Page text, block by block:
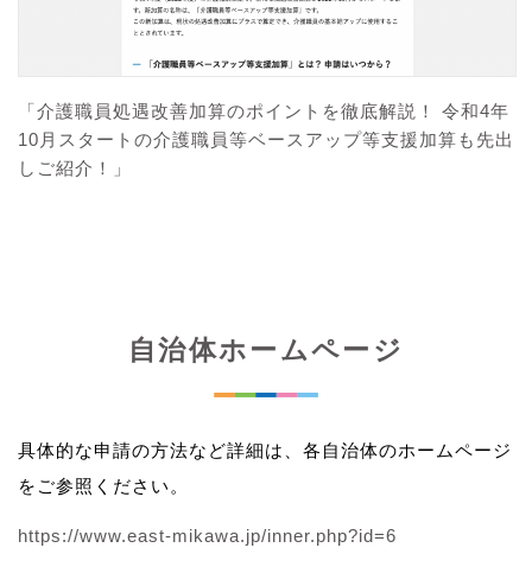
「介護職員処遇改善加算のポイントを徹底解説！ 令和4年
10月スタートの介護職員等ベースアップ等支援加算も先出
しご紹介！」
自治体ホームページ
具体的な申請の方法など詳細は、各自治体のホームページ
をご参照ください。
https://www.east-mikawa.jp/inner.php?id=6